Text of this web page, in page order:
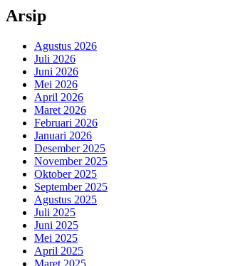
Arsip
Agustus 2026
Juli 2026
Juni 2026
Mei 2026
April 2026
Maret 2026
Februari 2026
Januari 2026
Desember 2025
November 2025
Oktober 2025
September 2025
Agustus 2025
Juli 2025
Juni 2025
Mei 2025
April 2025